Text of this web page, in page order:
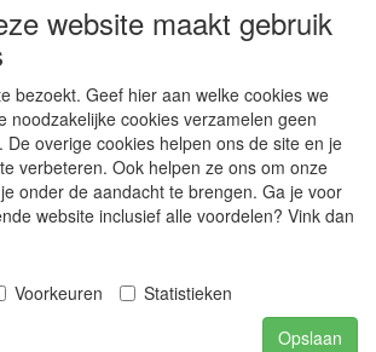
14
2012 07
website maakt gebruik
bezoekt. Geef hier aan welke cookies we
noodzakelijke cookies verzamelen geen
De overige cookies helpen ons de site en je
verbeteren. Ook helpen ze ons om onze
onder de aandacht te brengen. Ga je voor
website inclusief alle voordelen? Vink dan
Voorkeuren
Statistieken
Opslaan